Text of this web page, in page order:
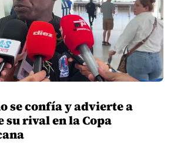
se confía y advierte a
rival en la Copa